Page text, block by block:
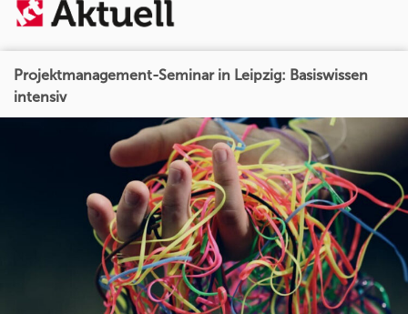
Projektmanagement-Seminar in Leipzig: Basiswissen
intensiv